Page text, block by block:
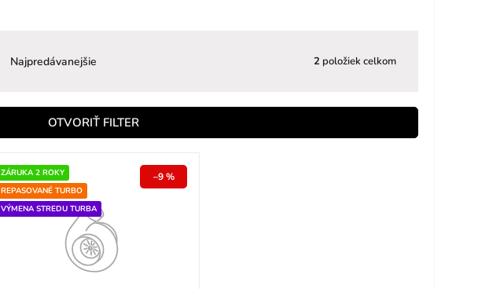
Najpredávanejšie 2 položiek celkom
OTVORIŤ FILTER
ZÁRUKA 2 ROKY
REPASOVANÉ TURBO
VÝMENA STREDU TURBA
–9 %